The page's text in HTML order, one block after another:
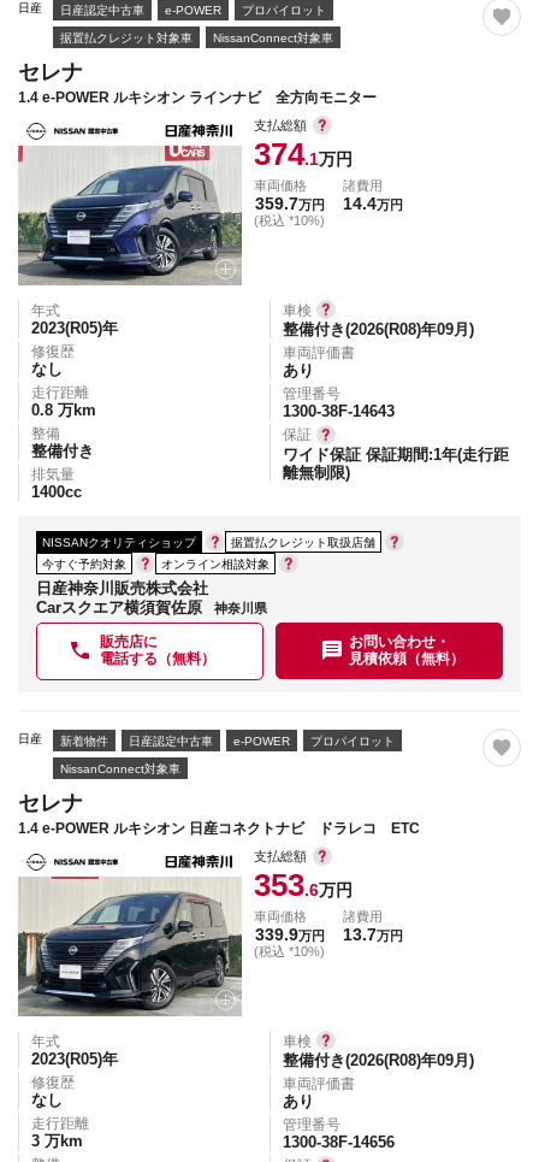
日産 日産認定中古車 e-POWER プロパイロット
据置払クレジット対象車 NissanConnect対象車
セレナ
1.4 e-POWER ルキシオン ラインナビ 全方向モニター
支払総額
374.1万円
車両価格
359.7万円
(税込 *10%)
諸費用
14.4万円
年式
2023(R05)年
修復歴
なし
走行距離
0.8 万km
整備
整備付き
排気量
1400cc
車検
整備付き(2026(R08)年09月)
車両評価書
あり
管理番号
1300-38F-14643
保証
ワイド保証 保証期間:1年(走行距
離無制限)
NISSANクオリティショップ
据置払クレジット取扱店舗
今すぐ予約対象
オンライン相談対象
日産神奈川販売株式会社
Carスクエア横須賀佐原
神奈川県
販売店に
電話する（無料）
お問い合わせ・
見積依頼（無料）
日産 新着物件 日産認定中古車 e-POWER プロパイロット
NissanConnect対象車
セレナ
1.4 e-POWER ルキシオン 日産コネクトナビ ドラレコ ETC
支払総額
353.6万円
車両価格
339.9万円
(税込 *10%)
諸費用
13.7万円
年式
2023(R05)年
修復歴
なし
走行距離
3 万km
車検
整備付き(2026(R08)年09月)
車両評価書
あり
管理番号
1300-38F-14656